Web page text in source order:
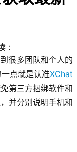
：
很多团队和个人的
点就是认准XChat
第三方捆绑软件和
并分别说明手机和